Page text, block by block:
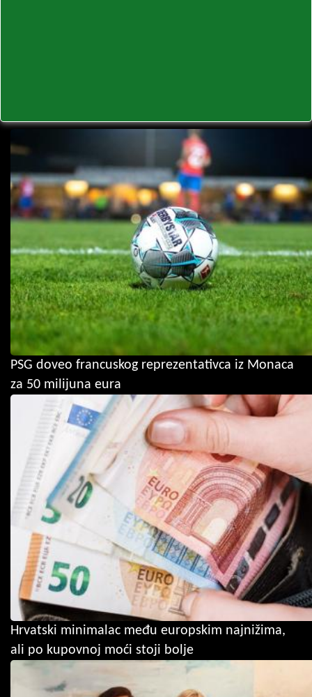
PSG doveo francuskog reprezentativca iz Monaca
za 50 milijuna eura
Hrvatski minimalac među europskim najnižima,
ali po kupovnoj moći stoji bolje